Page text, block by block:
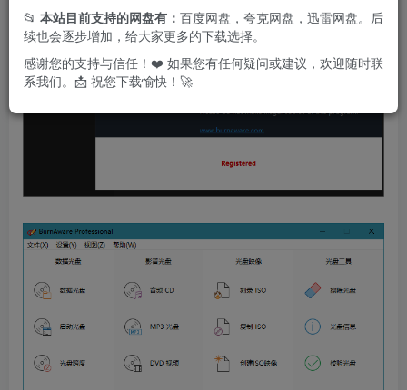
📂 本站目前支持的网盘有： 百度网盘，夸克网盘，迅雷网盘。后
续也会逐步增加，给大家更多的下载选择。
感谢您的支持与信任！❤️ 如果您有任何疑问或建议，欢迎随时联
系我们。📩 祝您下载愉快！🚀